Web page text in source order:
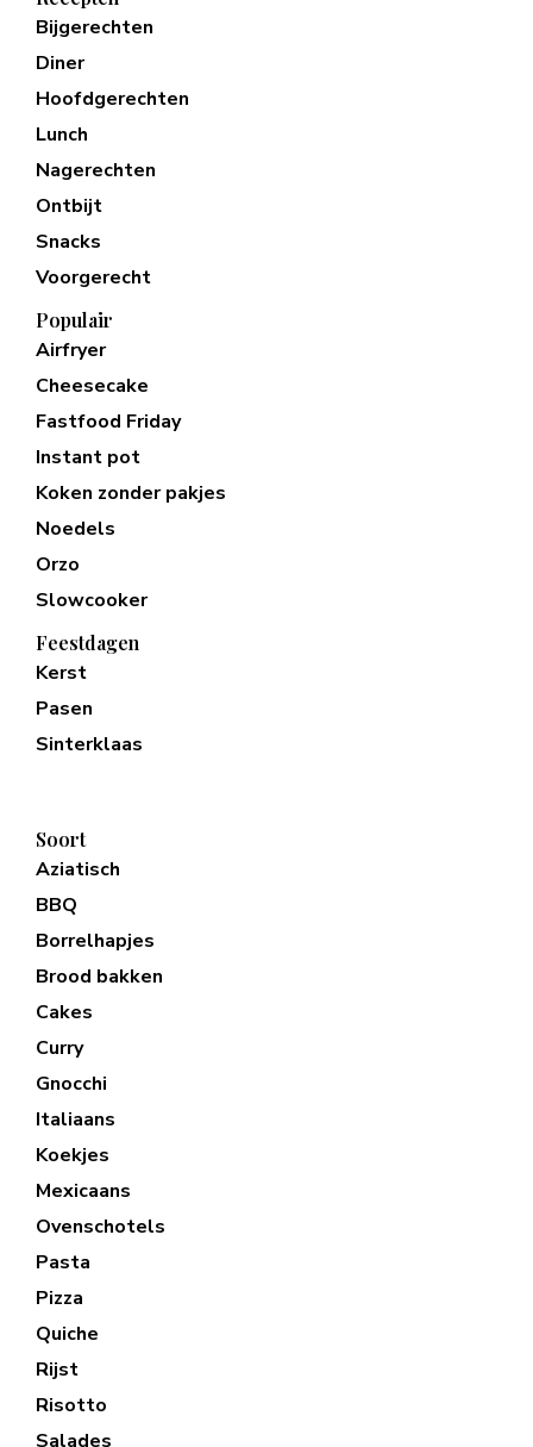
Bijgerechten
Diner
Hoofdgerechten
Lunch
Nagerechten
Ontbijt
Snacks
Voorgerecht
Populair
Airfryer
Cheesecake
Fastfood Friday
Instant pot
Koken zonder pakjes
Noedels
Orzo
Slowcooker
Feestdagen
Kerst
Pasen
Sinterklaas
Soort
Aziatisch
BBQ
Borrelhapjes
Brood bakken
Cakes
Curry
Gnocchi
Italiaans
Koekjes
Mexicaans
Ovenschotels
Pasta
Pizza
Quiche
Rijst
Risotto
Salades